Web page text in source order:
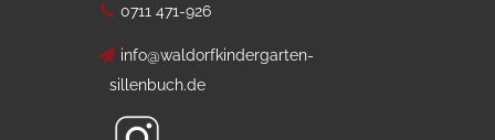
0711 471-926
info@waldorfkindergarten-
sillenbuch.de